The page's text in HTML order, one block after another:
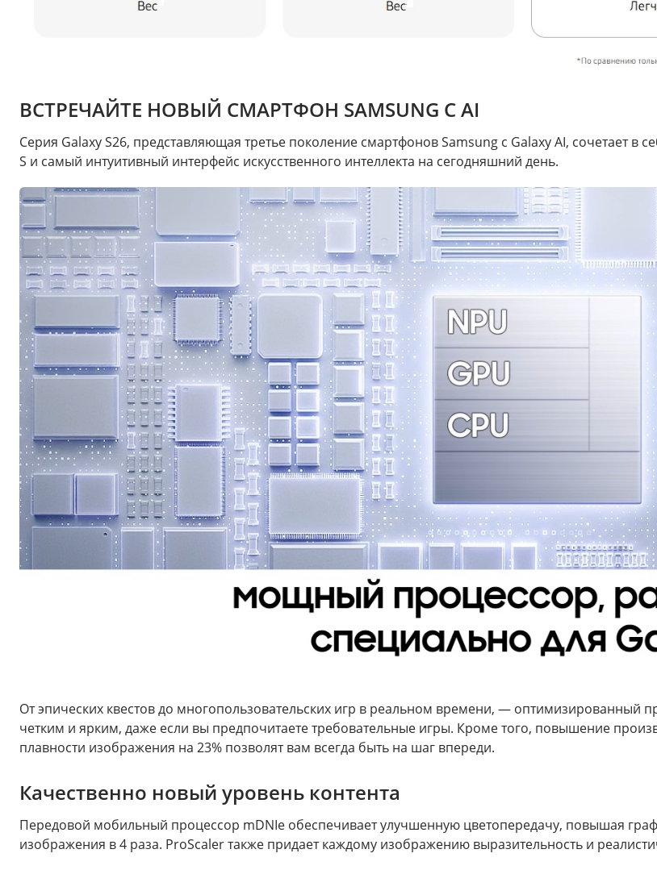
ВСТРЕЧАЙТЕ НОВЫЙ СМАРТФОН SAMSUNG С AI
Серия Galaxy S26, представляющая третье поколение смартфонов Samsung с Galaxy AI, сочетает в
S и самый интуитивный интерфейс искусственного интеллекта на сегодняшний день.
От эпических квестов до многопользовательских игр в реальном времени, — оптимизированный
четким и ярким, даже если вы предпочитаете требовательные игры. Кроме того, повышение
плавности изображения на 23% позволят вам всегда быть на шаг впереди.
Качественно новый уровень контента
Передовой мобильный процессор mDNIe обеспечивает улучшенную цветопередачу, повышая
изображения в 4 раза. ProScaler также придает каждому изображению выразительность и